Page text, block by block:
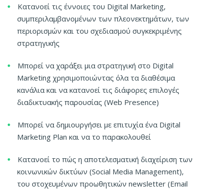
Κατανοεί τις έννοιες του Digital Marketing,
συμπεριλαμβανομένων των πλεονεκτημάτων, των
περιορισμών και του σχεδιασμού συγκεκριμένης
στρατηγικής
Μπορεί να χαράξει μια στρατηγική στο Digital
Marketing χρησιμοποιώντας όλα τα διαθέσιμα
κανάλια και να κατανοεί τις διάφορες επιλογές
διαδικτυακής παρουσίας (Web Presence)
Μπορεί να δημιουργήσει με επιτυχία ένα Digital
Marketing Plan και να το παρακολουθεί
Κατανοεί το πώς η αποτελεσματική διαχείριση των
κοινωνικών δικτύων (Social Media Management),
του στοχευμένων προωθητικών newsletter (Email